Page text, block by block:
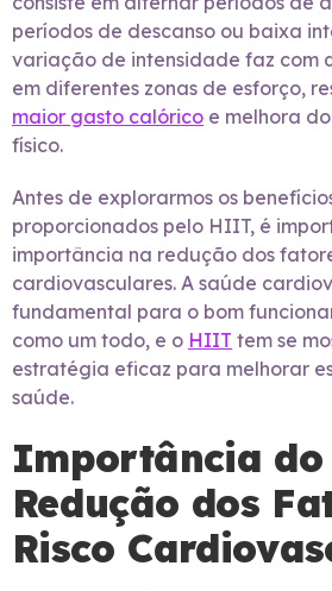
períodos de descanso ou baixa
variação de intensidade faz com
em diferentes zonas de esforço,
maior gasto calórico e melhora
físico.
Antes de explorarmos os
proporcionados pelo HIIT, é
importância na redução dos
cardiovasculares. A saúde
fundamental para o bom
como um todo, e o HIIT tem se
estratégia eficaz para melhorar
saúde.
Importância
Redução dos
Risco